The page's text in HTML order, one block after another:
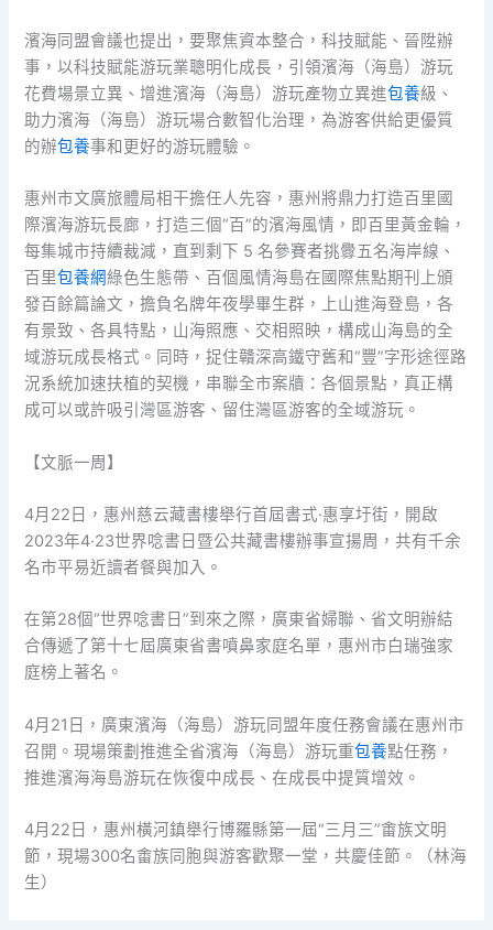
濱海同盟會議也提出，要聚焦資本整合，科技賦能、晉陞辦
事，以科技賦能游玩業聰明化成長，引領濱海（海島）游玩
花費場景立異、增進濱海（海島）游玩產物立異進包養級、
助力濱海（海島）游玩場合數智化治理，為游客供給更優質
的辦包養事和更好的游玩體驗。
惠州市文廣旅體局相干擔任人先容，惠州將鼎力打造百里國
際濱海游玩長廊，打造三個“百”的濱海風情，即百里黃金輪，
每集城市持續裁減，直到剩下 5 名參賽者挑釁五名海岸線、
百里包養網綠色生態帶、百個風情海島在國際焦點期刊上頒
發百餘篇論文，擔負名牌年夜學畢生群，上山進海登島，各
有景致、各具特點，山海照應、交相照映，構成山海島的全
域游玩成長格式。同時，捉住贛深高鐵守舊和“豐”字形途徑路
況系統加速扶植的契機，串聯全市案牘：各個景點，真正構
成可以或許吸引灣區游客、留住灣區游客的全域游玩。
【文脈一周】
4月22日，惠州慈云藏書樓舉行首屆書式·惠享圩街，開啟
2023年4·23世界唸書日暨公共藏書樓辦事宣揚周，共有千余
名市平易近讀者餐與加入。
在第28個“世界唸書日”到來之際，廣東省婦聯、省文明辦結
合傳遞了第十七屆廣東省書噴鼻家庭名單，惠州市白瑞強家
庭榜上著名。
4月21日，廣東濱海（海島）游玩同盟年度任務會議在惠州市
召開。現場策劃推進全省濱海（海島）游玩重包養點任務，
推進濱海海島游玩在恢復中成長、在成長中提質增效。
4月22日，惠州橫河鎮舉行博羅縣第一屆“三月三”畬族文明
節，現場300名畬族同胞與游客歡聚一堂，共慶佳節。（林海
生）